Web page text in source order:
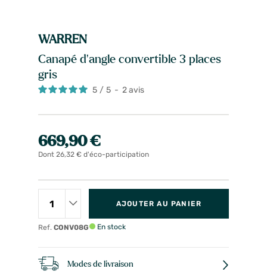
WARREN
Canapé d'angle convertible 3 places
gris
5 / 5 - 2avis
669,90 €
Dont 26,32 € d'éco-participation
Ref. CONV08G
AJOUTER AU PANIER
En stock
Modes de livraison